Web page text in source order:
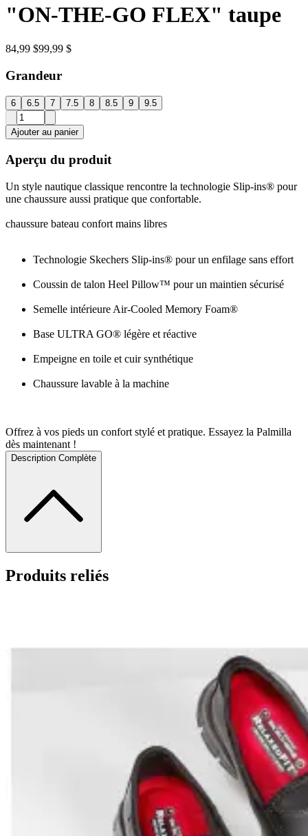
"ON-THE-GO FLEX" taupe
84,99 $99,99 $
Grandeur
6 6.5 7 7.5 8 8.5 9 9.5
Ajouter au panier
Aperçu du produit
Un style nautique classique rencontre la technologie Slip-ins® pour
une chaussure aussi pratique que confortable.
chaussure bateau confort mains libres
Technologie Skechers Slip-ins® pour un enfilage sans effort
Coussin de talon Heel Pillow™ pour un maintien sécurisé
Semelle intérieure Air-Cooled Memory Foam®
Base ULTRA GO® légère et réactive
Empeigne en toile et cuir synthétique
Chaussure lavable à la machine
Offrez à vos pieds un confort stylé et pratique. Essayez la Palmilla
dès maintenant !
Description Complète
Produits reliés